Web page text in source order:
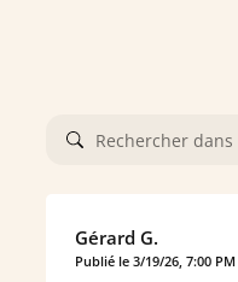
Gérard G.
Publié le 3/19/26, 7:00 PM